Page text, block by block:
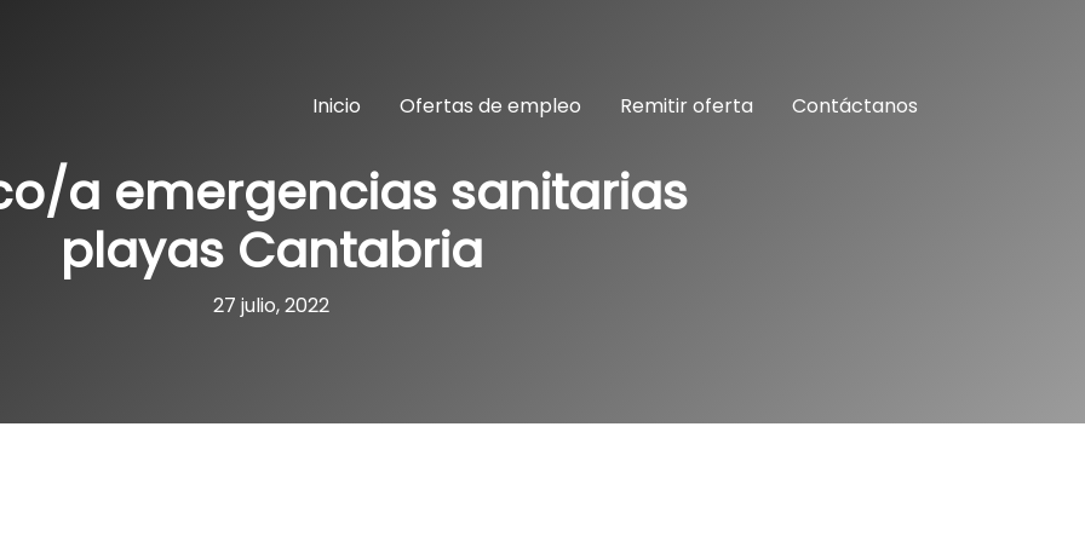
Inicio
Ofertas de empleo Remitir oferta Contáctanos
a emergencias sanitarias
playas Cantabria
27 julio, 2022